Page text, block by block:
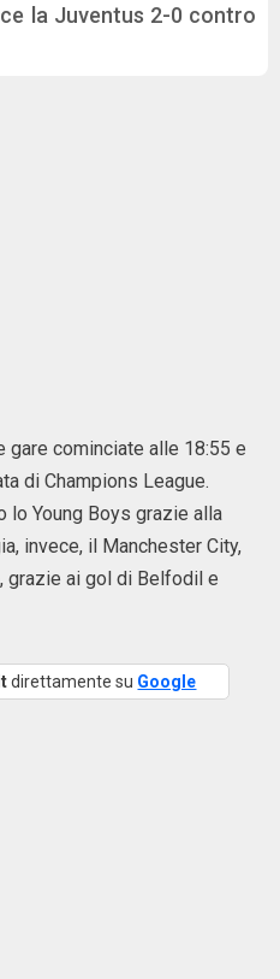
la Juventus 2-0 contro
cominciate alle 18:55 e
di Champions League.
lo Young Boys grazie alla
invece, il Manchester City,
grazie ai gol di Belfodil e
direttamente su Google